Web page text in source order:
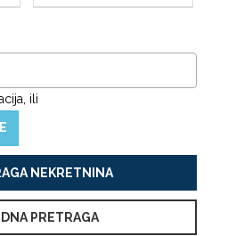
ili
NEKRETNINA
PRETRAGA